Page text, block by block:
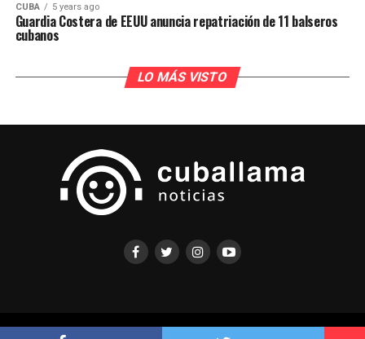
CUBA 5 years ago
Guardia Costera de EEUU anuncia repatriación de 11 balseros
cubanos
LO MÁS VISTO
COPYRIGHT ©CUBALLAMA 2021 TODOS LOS DERECHOS RESERVADOS